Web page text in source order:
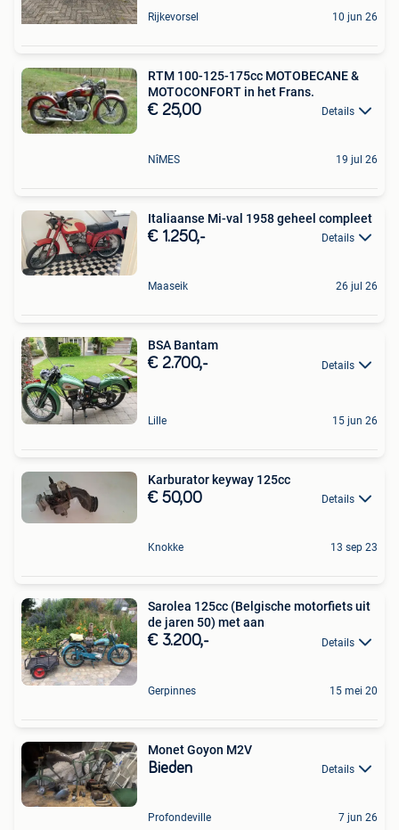
Rijkevorsel 10 jun 26
RTM 100-125-175cc MOTOBECANE &
MOTOCONFORT in het Frans.
€ 25,00 Details
NîMES 19 jul 26
Italiaanse Mi-val 1958 geheel compleet
€ 1.250,- Details
Maaseik 26 jul 26
BSA Bantam
€ 2.700,- Details
Lille 15 jun 26
Karburator keyway 125cc
€ 50,00 Details
Knokke 13 sep 23
Sarolea 125cc (Belgische motorfiets uit
de jaren 50) met aan
€ 3.200,- Details
Gerpinnes 15 mei 20
Monet Goyon M2V
Bieden Details
Profondeville 7 jun 26